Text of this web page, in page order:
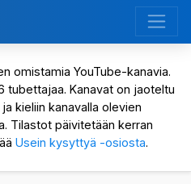
omistamia YouTube-kanavia.
tubettajaa. Kanavat on jaoteltu
kieliin kanavalla olevien
Tilastot päivitetään kerran
Usein kysyttyä -osiosta.